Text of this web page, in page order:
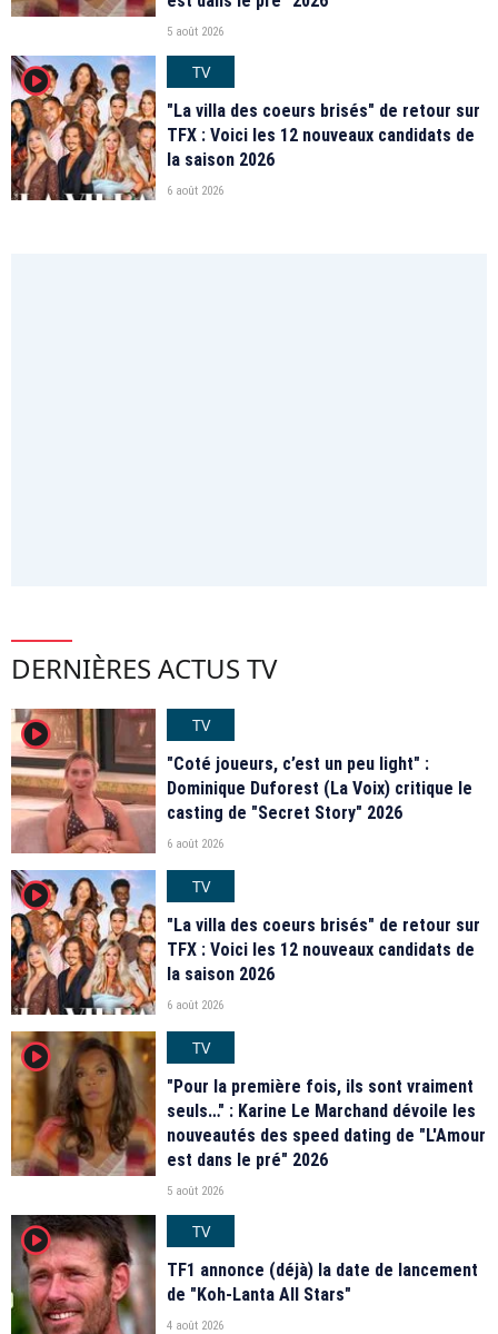
5 août 2026
player2
TV
"La villa des coeurs brisés" de retour sur
TFX : Voici les 12 nouveaux candidats de
la saison 2026
6 août 2026
DERNIÈRES ACTUS TV
player2
TV
"Coté joueurs, c’est un peu light" :
Dominique Duforest (La Voix) critique le
casting de "Secret Story" 2026
6 août 2026
player2
TV
"La villa des coeurs brisés" de retour sur
TFX : Voici les 12 nouveaux candidats de
la saison 2026
6 août 2026
player2
TV
"Pour la première fois, ils sont vraiment
seuls…" : Karine Le Marchand dévoile les
nouveautés des speed dating de "L'Amour
est dans le pré" 2026
5 août 2026
player2
TV
TF1 annonce (déjà) la date de lancement
de "Koh-Lanta All Stars"
4 août 2026